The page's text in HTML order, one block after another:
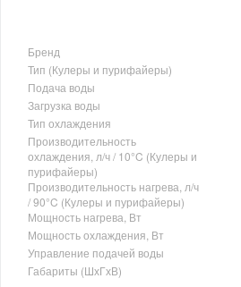
Бренд
Тип (Кулеры и пурифайеры)
Подача воды
Загрузка воды
Тип охлаждения
Производительность
охлаждения, л/ч / 10°C (Кулеры и
пурифайеры)
Производительность нагрева, л/ч
/ 90°C (Кулеры и пурифайеры)
Мощность нагрева, Вт
Мощность охлаждения, Вт
Управление подачей воды
Габариты (ШхГхВ)